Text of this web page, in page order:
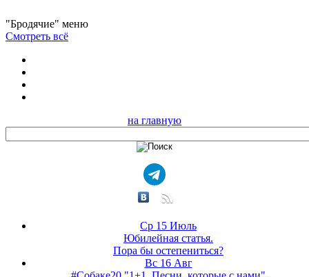
"Бродячие" меню
Смотреть всё
на главную
Ср 15 Июль
Юбилейная статья.
Пора бы остепениться?
Вс 16 Авг